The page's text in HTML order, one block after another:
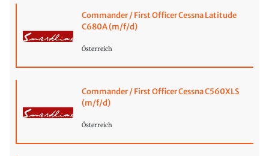
Commander / First Officer Cessna Latitude
C680A (m/f/d)
Österreich
Commander / First Officer Cessna C560XLS
(m/f/d)
Österreich